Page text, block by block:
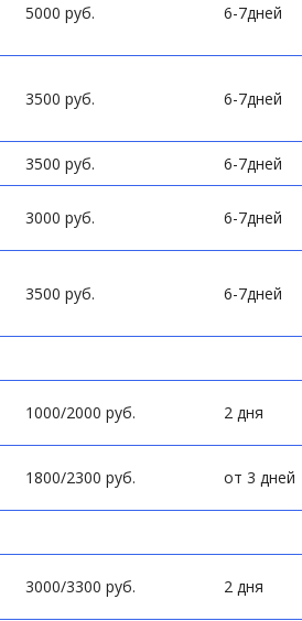
5000 руб. 6-7дней
3500 руб. 6-7дней
3500 руб. 6-7дней
3000 руб. 6-7дней
3500 руб. 6-7дней
1000/2000 руб. 2 дня
1800/2300 руб. от 3 дней
3000/3300 руб. 2 дня